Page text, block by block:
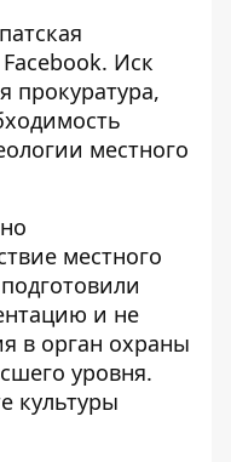
Иск
прокуратура,
местного
местного
и не
в орган охраны
уровня.
культуры